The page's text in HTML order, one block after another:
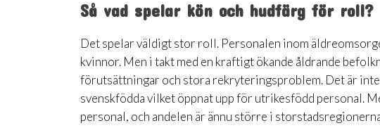
Så vad spelar kön och hudfärg för roll?
Det spelar väldigt stor roll. Personalen inom
kvinnor. Men i takt med en kraftigt ökande åldrande
förutsättningar och stora rekryteringsproblem. Det är
svenskfödda vilket öppnat upp för utrikesfödd personal.
personal, och andelen är ännu större i